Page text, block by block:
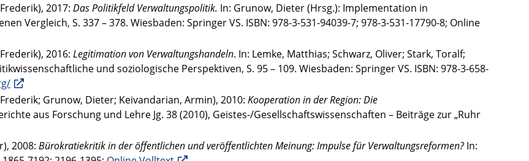
2017: Das Politikfeld Verwaltungspolitik. In: Grunow, Dieter (Hrsg.): Implementation in
Vergleich, S. 337 – 378. Wiesbaden: Springer VS. ISBN: 978-3-531-94039-7; 978-3-531-17790-8; Online
2016: Legitimation von Verwaltungshandeln. In: Lemke, Matthias; Schwarz, Oliver; Stark, Toralf;
und soziologische Perspektiven, S. 95 – 109. Wiesbaden: Springer VS. ISBN: 978-3-658-
Grunow, Dieter; Keivandarian, Armin), 2010: Kooperation in der Region: Die
aus Forschung und Lehre Jg. 38 (2010), Geistes-/Gesellschaftswissenschaften – Beiträge zur „Ruhr
2008: Bürokratiekritik in der öffentlichen und veröffentlichten Meinung: Impulse für Verwaltungsreformen?In: